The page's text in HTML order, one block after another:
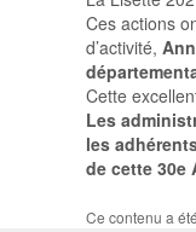
Ces actions
d’activité,
Cette
Les
les
de cette 30e
Ce contenu a